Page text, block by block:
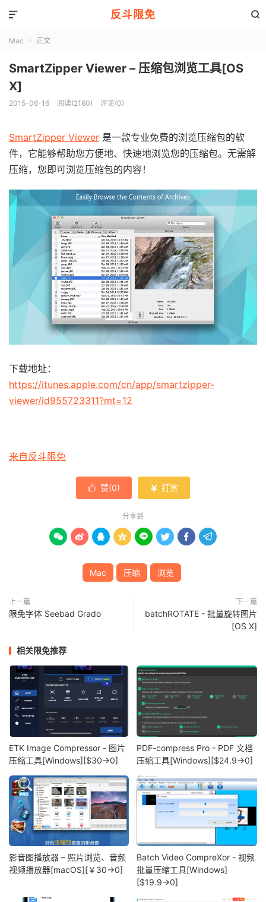
反斗限免 

Mac  正文
SmartZipper Viewer – 压缩包浏览工具[OS
X]
2015-06-16 阅读(2160) 评论(0)
SmartZipper Viewer 是一款专业免费的浏览压缩包的软
件，它能够帮助您方便地、快速地浏览您的压缩包。无需解
压缩，您即可浏览压缩包的内容！
下载地址：
https://itunes.apple.com/cn/app/smartzipper-
viewer/id955723311?mt=12
来自反斗限免
 赞(0)  打赏
分享到
       
Mac 压缩 浏览
上一篇
限免字体 Seebad Grado
下一篇
batchROTATE - 批量旋转图片
[OS X]
相关限免推荐
ETK Image Compressor - 图片
压缩工具[Windows][$30→0]
PDF-compress Pro - PDF 文档
压缩工具[Windows][$24.9→0]
影音图播放器 – 照片浏览、音频
视频播放器[macOS][￥30→0]
Batch Video CompreXor - 视频
批量压缩工具[Windows]
[$19.9→0]